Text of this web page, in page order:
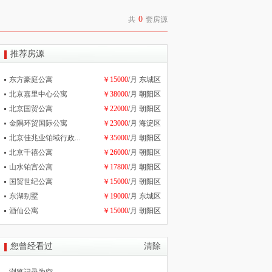
共 0 套房源
推荐房源
￥15000/月 东城区
东方豪庭公寓
￥38000/月 朝阳区
北京嘉里中心公寓
￥22000/月 朝阳区
北京国贸公寓
￥23000/月 海淀区
金隅环贸国际公寓
￥35000/月 朝阳区
北京佳兆业铂域行政...
￥26000/月 朝阳区
北京千禧公寓
￥17800/月 朝阳区
山水铂宫公寓
￥15000/月 朝阳区
国贸世纪公寓
￥19000/月 东城区
东湖别墅
￥15000/月 朝阳区
酒仙公寓
清除
您曾经看过